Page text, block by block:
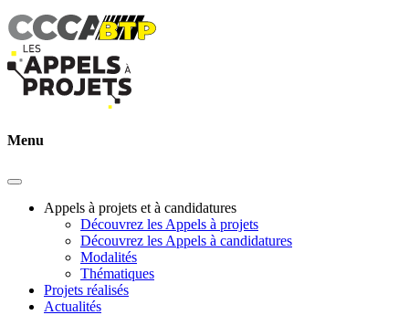
Menu
Appels à projets et à candidatures
Découvrez les Appels à projets
Découvrez les Appels à candidatures
Modalités
Thématiques
Projets réalisés
Actualités